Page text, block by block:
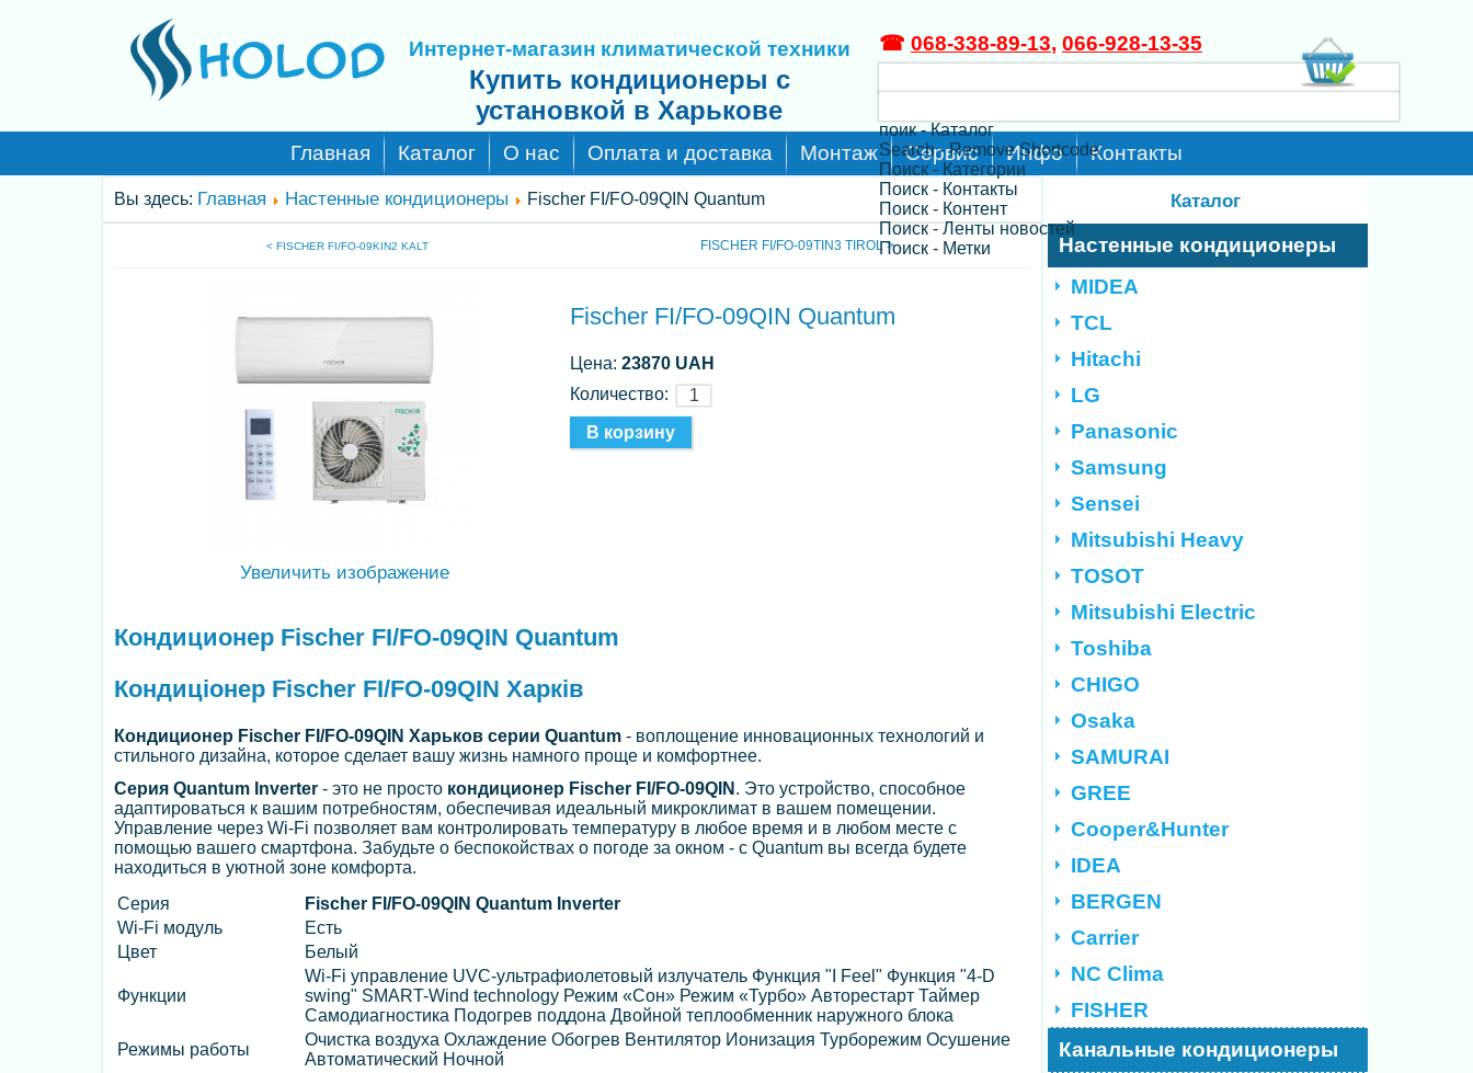
Интернет-магазин климатической техники
Купить кондиционеры с
установкой в Харькове
поик - Каталог
Search - Remove Shortcode
Поиск - Категории
Поиск - Контакты
Поиск - Контент
Поиск - Ленты новостей
Поиск - Метки
☎ 068-338-89-13, 066-928-13-35
Главная Каталог О нас Оплата и доставка Монтаж Сервис Инфо Контакты
Вы здесь: Главная Настенные кондиционеры Fischer FI/FO-09QIN Quantum
< FISCHER FI/FO-09KIN2 KALT FISCHER FI/FO-09TIN3 TIROL >
Увеличить изображение
Fischer FI/FO-09QIN Quantum
Цена:23870 UAH
Количество:
Кондиционер Fischer FI/FO-09QIN Quantum
Кондиціонер Fischer FI/FO-09QIN Харків
Кондиционер Fischer FI/FO-09QIN Харьков серии Quantum - воплощение инновационных технологий и
стильного дизайна, которое сделает вашу жизнь намного проще и комфортнее.
Серия Quantum Inverter - это не просто кондиционер Fischer FI/FO-09QIN . Это устройство, способное
адаптироваться к вашим потребностям, обеспечивая идеальный микроклимат в вашем помещении.
Управление через Wi-Fi позволяет вам контролировать температуру в любое время и в любом месте с
помощью вашего смартфона. Забудьте о беспокойствах о погоде за окном - с Quantum вы всегда будете
находиться в уютной зоне комфорта.
Серия
Fischer FI/FO-09QIN Quantum Inverter
Wi-Fi модуль
Есть
Цвет
Белый
Функции
Wi-Fi управление UVC-ультрафиолетовый излучатель Функция "I Feel" Функция "4-D
swing" SMART-Wind technology Режим «Сон» Режим «Турбо» Авторестарт Таймер
Самодиагностика Подогрев поддона Двойной теплообменник наружного блока
Режимы работы
Очистка воздуха Охлаждение Обогрев Вентилятор Ионизация Турборежим Осушение
Автоматический Ночной
Каталог
Настенные кондиционеры
MIDEA
TCL
Hitachi
LG
Panasonic
Samsung
Sensei
Mitsubishi Heavy
TOSOT
Mitsubishi Electric
Toshiba
CHIGO
Osaka
SAMURAI
GREE
Cooper&Hunter
IDEA
BERGEN
Carrier
NC Clima
FISHER
Канальные кондиционеры